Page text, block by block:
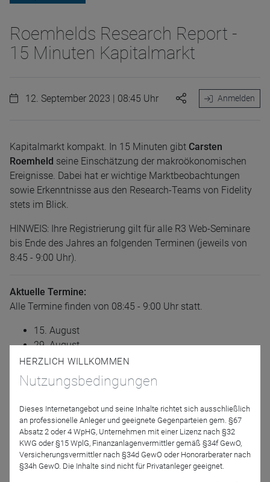
Roemhelds Research Report -
15 Minuten Kapitalmarkt
12. September 2023 | 08:45 Uhr Anmelden
Kapitalmarkt kompakt. In 15 Minuten gibt Carsten
Roemheld seine Einschätzung der makroökonomischen
Ereignisse. Dabei hat er wichtige Marktbeobachtungen
sowie Erkenntnisse aus den Research-Teams von Fidelity
stets im Blick.
HINWEIS: Ihre Registrierung gilt für alle R3 Web-Seminare
bis Ende des Jahres an folgenden Terminen (jeweils von
8:45 - 9:00 Uhr).
Aktuelle Termine:
Alle Termine finden von 08:45 - 9:00 Uhr statt.
15. August
29. August
12. September
26. September
10. Oktober
07. November
21. November
HERZLICH WILLKOMMEN
Nutzungsbedingungen
Dieses Internetangebot und seine Inhalte richtet sich ausschließlich
an professionelle Anleger und geeignete Gegenparteien gem. §67
Absatz 2 oder 4 WpHG, Unternehmen mit einer Lizenz nach §32
KWG oder §15 WplG, Finanzanlagenvermittler gemäß §34f GewO,
Versicherungsvermittler nach §34d GewO oder Honorarberater nach
§34h GewO. Die Inhalte sind nicht für Privatanleger geeignet.